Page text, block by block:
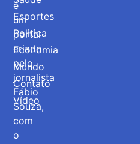
é
um
portal
criado
pelo
jornalista
Fábio
Souza,
com
o
Esportes
Politica
Economia
Mundo
Contato
Vídeo